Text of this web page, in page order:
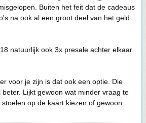
Buiten het feit dat de cadeaus
na ook al een groot deel van het geld
natuurlijk ook 3x presale achter elkaar
voor je zijn is dat ook een optie. Die
Lijkt gewoon wat minder vraag te
op de kaart kiezen of gewoon.